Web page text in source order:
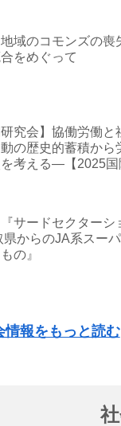
地域のコモンズの
をめぐって
研究会】協働労働
の歴史的蓄積から
考える—【2025
『サードセクターシ
からのJA系スー
の』
情報をもっと読む